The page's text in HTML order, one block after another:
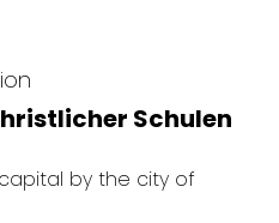
Schulen
by the city of